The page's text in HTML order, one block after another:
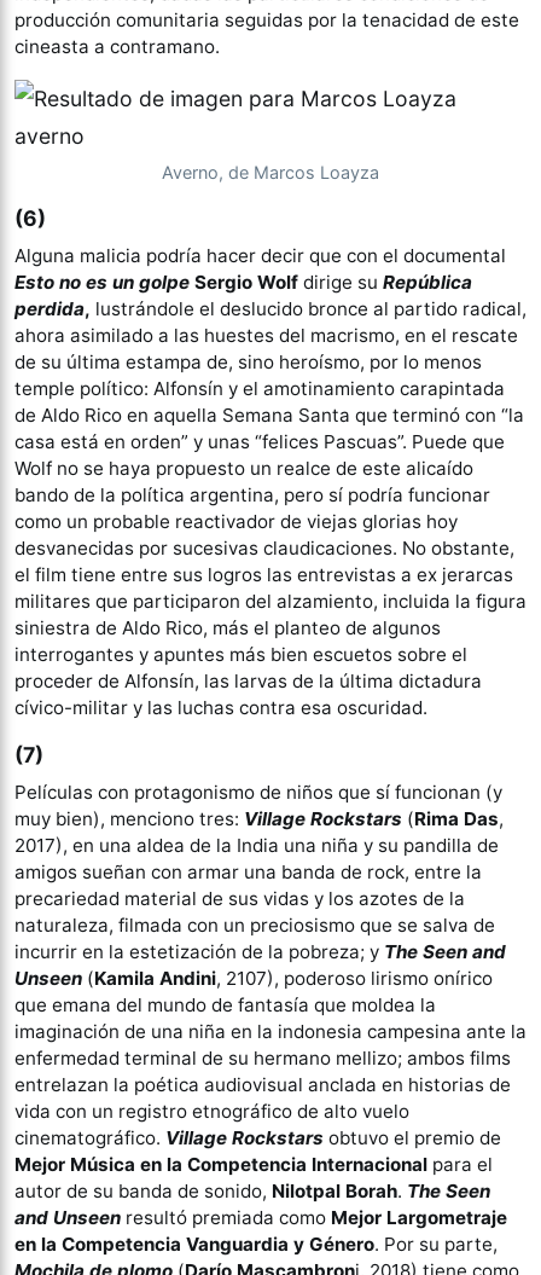
producción comunitaria seguidas por la tenacidad de este
cineasta a contramano.
Averno, de Marcos Loayza
(6)
Alguna malicia podría hacer decir que con el documental
Esto no es un golpe Sergio Wolf dirige su República
perdida, lustrándole el deslucido bronce al partido radical,
ahora asimilado a las huestes del macrismo, en el rescate
de su última estampa de, sino heroísmo, por lo menos
temple político: Alfonsín y el amotinamiento carapintada
de Aldo Rico en aquella Semana Santa que terminó con “la
casa está en orden” y unas “felices Pascuas”. Puede que
Wolf no se haya propuesto un realce de este alicaído
bando de la política argentina, pero sí podría funcionar
como un probable reactivador de viejas glorias hoy
desvanecidas por sucesivas claudicaciones. No obstante,
el film tiene entre sus logros las entrevistas a ex jerarcas
militares que participaron del alzamiento, incluida la figura
siniestra de Aldo Rico, más el planteo de algunos
interrogantes y apuntes más bien escuetos sobre el
proceder de Alfonsín, las larvas de la última dictadura
cívico-militar y las luchas contra esa oscuridad.
(7)
Películas con protagonismo de niños que sí funcionan (y
muy bien), menciono tres: Village Rockstars (Rima Das,
2017), en una aldea de la India una niña y su pandilla de
amigos sueñan con armar una banda de rock, entre la
precariedad material de sus vidas y los azotes de la
naturaleza, filmada con un preciosismo que se salva de
incurrir en la estetización de la pobreza; y The Seen and
Unseen (Kamila Andini, 2107), poderoso lirismo onírico
que emana del mundo de fantasía que moldea la
imaginación de una niña en la indonesia campesina ante la
enfermedad terminal de su hermano mellizo; ambos films
entrelazan la poética audiovisual anclada en historias de
vida con un registro etnográfico de alto vuelo
cinematográfico. Village Rockstars obtuvo el premio de
Mejor Música en la Competencia Internacional para el
autor de su banda de sonido, Nilotpal Borah. The Seen
and Unseen resultó premiada como Mejor Largometraje
en la Competencia Vanguardia y Género. Por su parte,